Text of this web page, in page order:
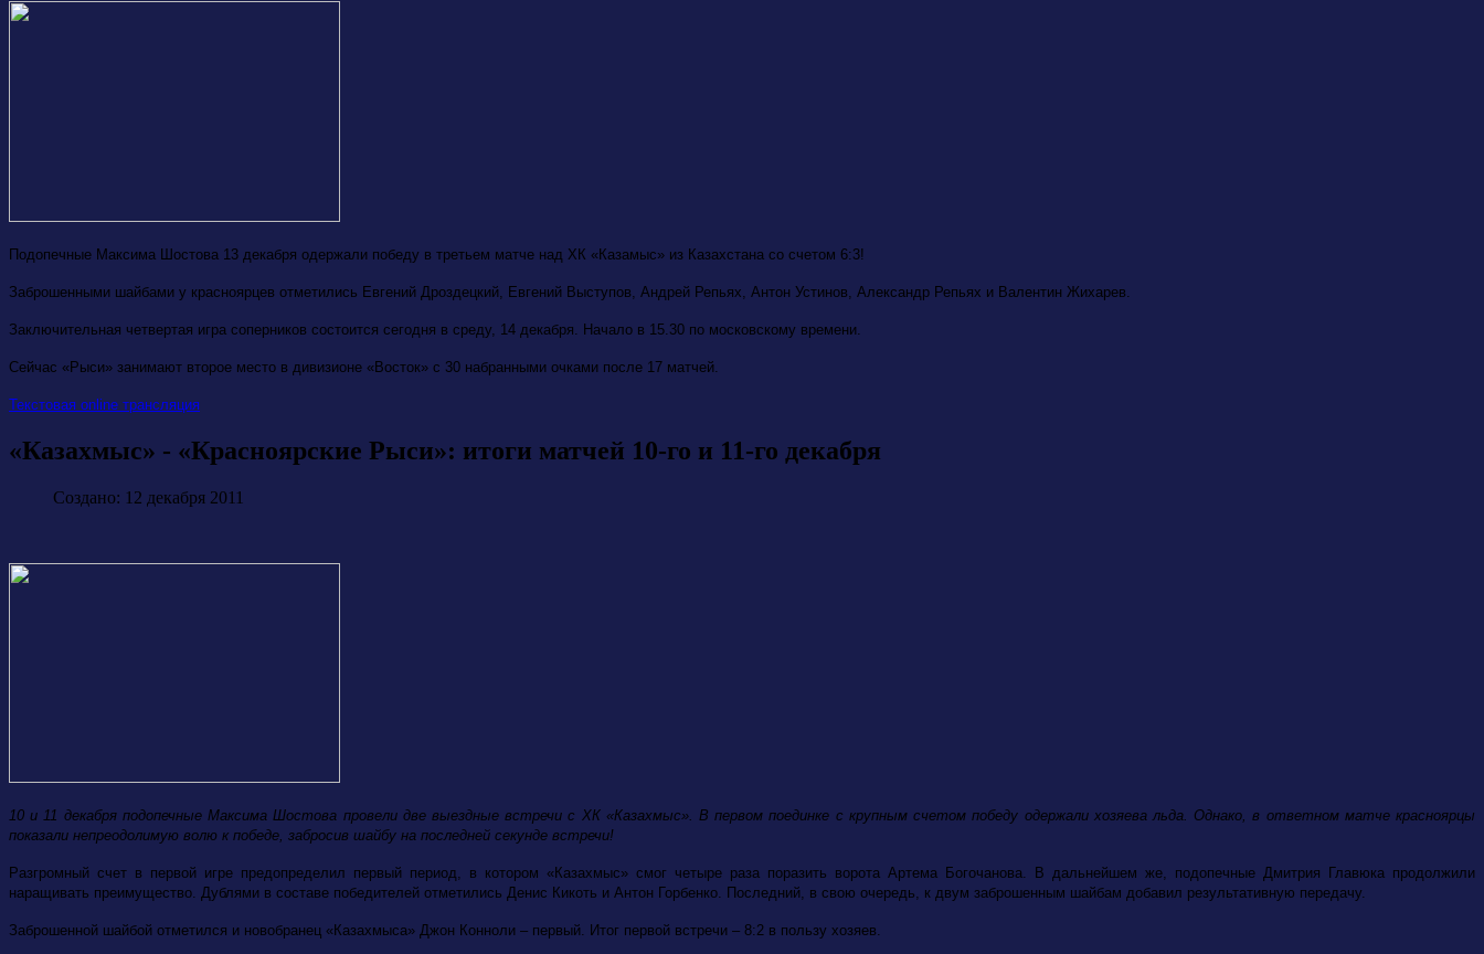
Подопечные Максима Шостова 13 декабря одержали победу в третьем матче над ХК «Казамыс» из Казахстана со счетом 6:3!
Заброшенными шайбами у красноярцев отметились Евгений Дроздецкий, Евгений Выступов, Андрей Репьях, Антон Устинов, Александр Репьях и Валентин Жихарев.
Заключительная четвертая игра соперников состоится сегодня в среду, 14 декабря. Начало в 15.30 по московскому времени.
Сейчас «Рыси» занимают второе место в дивизионе «Восток» с 30 набранными очками после 17 матчей.
Текстовая online трансляция
«Казахмыс» - «Красноярские Рыси»: итоги матчей 10-го и 11-го декабря
Создано: 12 декабря 2011
10 и 11 декабря подопечные Максима Шостова провели две выездные встречи с ХК «Казахмыс». В первом поединке с крупным счетом победу одержали хозяева льда. Однако, в ответном матче красноярцы
показали непреодолимую волю к победе, забросив шайбу на последней секунде встречи!
Разгромный счет в первой игре предопределил первый период, в котором «Казахмыс» смог четыре раза поразить ворота Артема Богочанова. В дальнейшем же, подопечные Дмитрия Главюка продолжили
наращивать преимущество. Дублями в составе победителей отметились Денис Кикоть и Антон Горбенко. Последний, в свою очередь, к двум заброшенным шайбам добавил результативную передачу.
Заброшенной шайбой отметился и новобранец «Казахмыса» Джон Конноли – первый. Итог первой встречи – 8:2 в пользу хозяев.